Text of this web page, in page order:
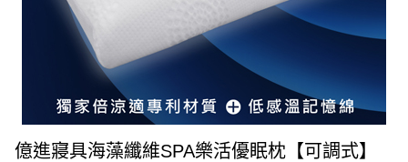
億進寢具海藻纖維SPA樂活優眠枕【可調式】